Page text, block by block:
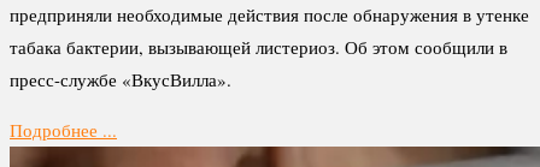
предприняли необходимые действия после обнаружения в утенке
табака бактерии, вызывающей листериоз. Об этом сообщили в
пресс-службе «ВкусВилла».
Подробнее ...